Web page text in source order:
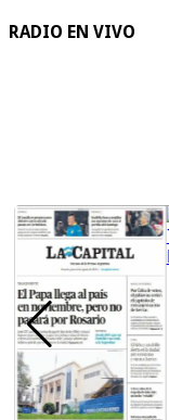
RADIO EN VIVO